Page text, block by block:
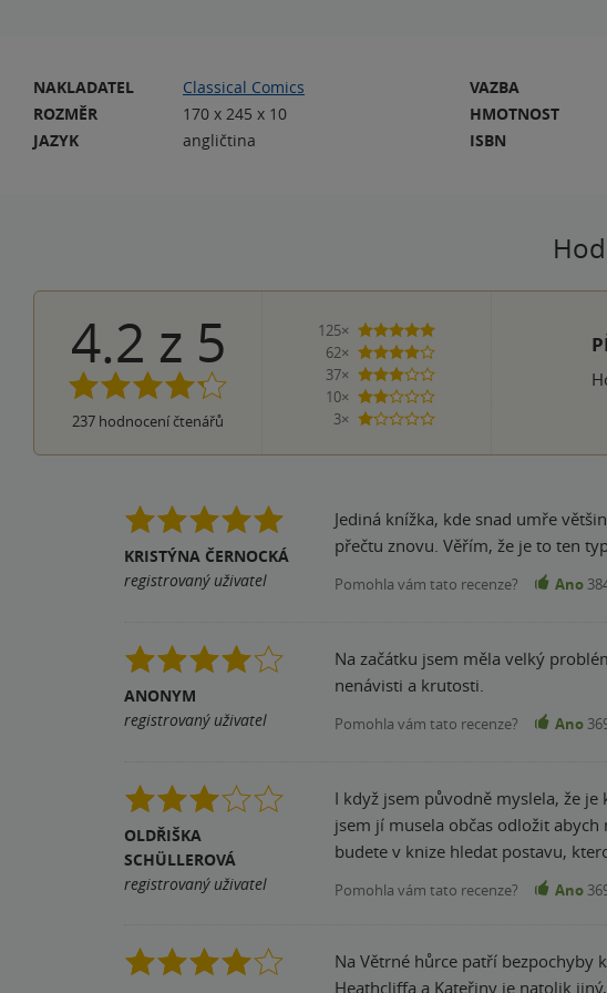
NAKLADATEL
Classical Comics
ROZMĚR
170 x 245 x 10
JAZYK
angličtina
VAZBA
HMOTNOST
ISBN
4.2 z 5
237 hodnocení čtenářů
125×
5 hvězdiček
62×
4 hvězdičky
37×
3 hvězdičky
10×
2 hvězdičky
3×
1 hvezdička
KRISTÝNA ČERNOCKÁ
registrovaný uživatel
Jediná knížka, kde snad umře
přečtu znovu. Věřím, že je to ten
Pomohla vám tato recenze? Ano
ANONYM
registrovaný uživatel
Na začátku jsem měla velký
nenávisti a krutosti.
Pomohla vám tato recenze? Ano
OLDŘIŠKA
SCHÜLLEROVÁ
registrovaný uživatel
I když jsem původně myslela, že
jsem jí musela občas odložit
budete v knize hledat postavu,
Pomohla vám tato recenze? Ano
Na Větrné hůrce patří
Heathcliffa a Kateřiny je natolik